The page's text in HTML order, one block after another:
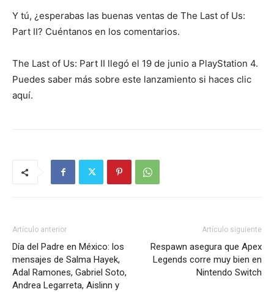
Y tú, ¿esperabas las buenas ventas de The Last of Us:
Part II? Cuéntanos en los comentarios.
The Last of Us: Part II llegó el 19 de junio a PlayStation 4.
Puedes saber más sobre este lanzamiento si haces clic
aquí.
Artículo anterior
Día del Padre en México: los
mensajes de Salma Hayek,
Adal Ramones, Gabriel Soto,
Andrea Legarreta, Aislinn y
Artículo siguiente
Respawn asegura que Apex
Legends corre muy bien en
Nintendo Switch